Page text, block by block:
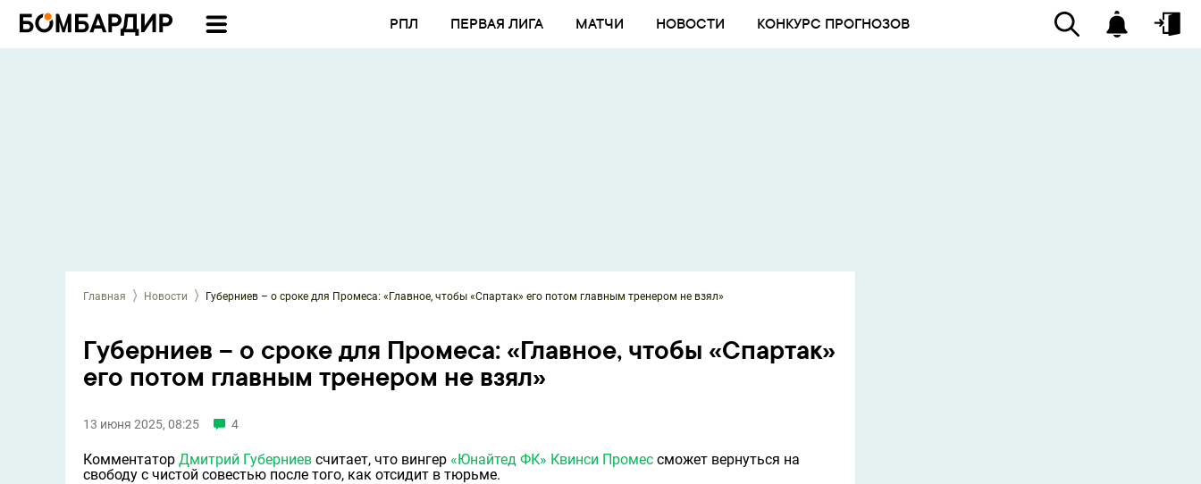
РПЛ ПЕРВАЯ ЛИГА МАТЧИ НОВОСТИ КОНКУРС ПРОГНОЗОВ
Главная Новости Губерниев – о сроке для Промеса: «Главное, чтобы «Спартак» его потом главным тренером не взял»
Губерниев – о сроке для Промеса: «Главное, чтобы «Спартак»
его потом главным тренером не взял»
13 июня 2025, 08:25 4
Комментатор Дмитрий Губерниев считает, что вингер «Юнайтед ФК» Квинси Промес сможет вернуться на
свободу с чистой совестью после того, как отсидит в тюрьме.